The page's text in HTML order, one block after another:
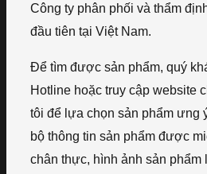
Công ty phân phối và thẩm
đầu tiên tại Việt Nam.
Để tìm được sản phẩm, quý
Hotline hoặc truy cập website
tôi để lựa chọn sản phẩm ưng
bộ thông tin sản phẩm được
chân thực, hình ảnh sản phẩm